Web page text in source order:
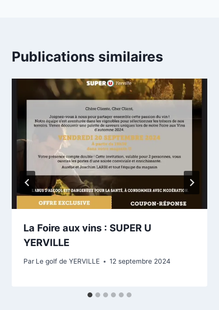
Publications similaires
La Foire aux vins : SUPER U
YERVILLE
Par Le golf de YERVILLE 12 septembre 2024